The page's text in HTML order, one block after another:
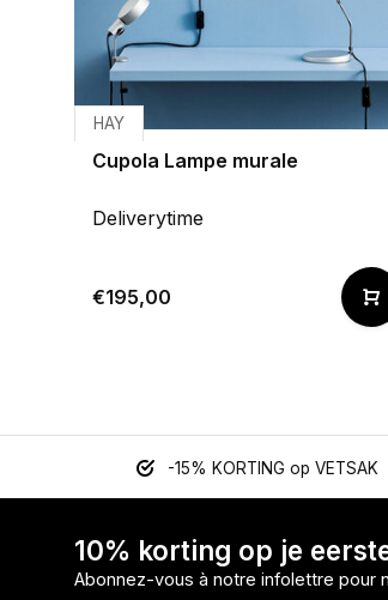
HAY
Cupola Lampe murale
Deliverytime
€195,00
-15% KORTING op VETSAK
10% korting op je
Abonnez-vous à notre infolettre pour